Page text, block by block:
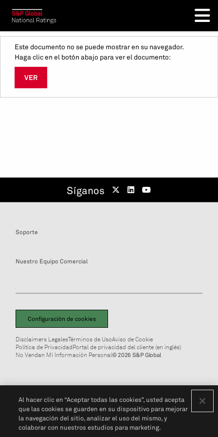
Este documento no se puede mostrar en su navegador.
Haga clic en el botón abajo para ver el documento:
VER
Síganos
Soporte
Nuestro Equipo Comercial
Configuración de cookies
Disclaimers LegalesTérminos de UsoAviso de Cookie
Política de PrivacidadPortal de privacidad del cliente (en inglés)
No Vendan Mi Información Personal© 2026 S&P Global
Al hacer clic en “Aceptar todas las cookies”, usted acepta
que las cookies se guarden en su dispositivo para mejorar
la navegación del sitio, analizar el uso del mismo, y
colaborar con nuestros estudios para marketing.